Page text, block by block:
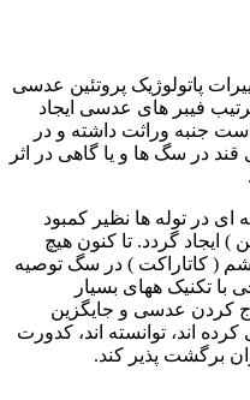
پاتولوژیک پروتئین عدسی
فیبر های عدسی ایجاد
جنبه وراثت داشته و در
قند در سگ ها و یا گاهی در اثر
در توله ها نظیر کمبود
) ایجاد گردد. تا کنون هیچ
( کاتاراکت ) در سگ توصیه
تکنیک ههای بسیار
کردن عدسی و جایگزین
اند، توانسته اند، کدورت
برگشت پذیر کند.